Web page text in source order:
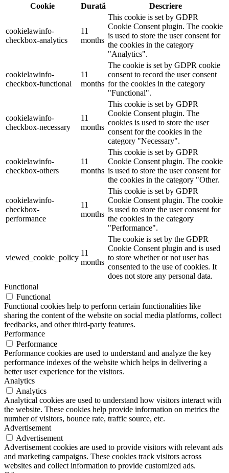
Cookie
Durată Descriere
cookielawinfo-
checkbox-analytics
11
months
This cookie is set by GDPR
Cookie Consent plugin. The cookie
is used to store the user consent for
the cookies in the category
"Analytics".
cookielawinfo-
checkbox-functional
11
months
The cookie is set by GDPR cookie
consent to record the user consent
for the cookies in the category
"Functional".
cookielawinfo-
checkbox-necessary
11
months
This cookie is set by GDPR
Cookie Consent plugin. The
cookies is used to store the user
consent for the cookies in the
category "Necessary".
cookielawinfo-
checkbox-others
11
months
This cookie is set by GDPR
Cookie Consent plugin. The cookie
is used to store the user consent for
the cookies in the category "Other.
cookielawinfo-
checkbox-
performance
11
months
This cookie is set by GDPR
Cookie Consent plugin. The cookie
is used to store the user consent for
the cookies in the category
"Performance".
viewed_cookie_policy
11
months
The cookie is set by the GDPR
Cookie Consent plugin and is used
to store whether or not user has
consented to the use of cookies. It
does not store any personal data.
Functional
Functional
Functional cookies help to perform certain functionalities like
sharing the content of the website on social media platforms, collect
feedbacks, and other third-party features.
Performance
Performance
Performance cookies are used to understand and analyze the key
performance indexes of the website which helps in delivering a
better user experience for the visitors.
Analytics
Analytics
Analytical cookies are used to understand how visitors interact with
the website. These cookies help provide information on metrics the
number of visitors, bounce rate, traffic source, etc.
Advertisement
Advertisement
Advertisement cookies are used to provide visitors with relevant ads
and marketing campaigns. These cookies track visitors across
websites and collect information to provide customized ads.